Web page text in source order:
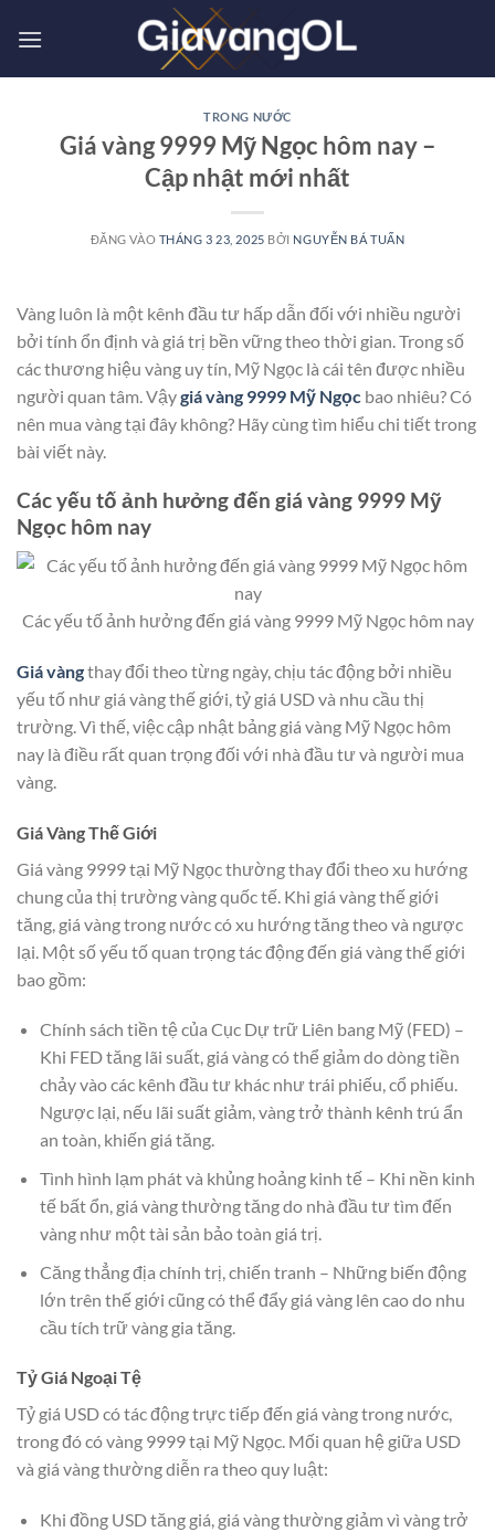
qua
TRONG NƯỚC
Giá vàng 9999 Mỹ Ngọc hôm nay –
Cập nhật mới nhất
ĐĂNG VÀO THÁNG 3 23, 2025 BỞI NGUYỄN BÁ TUẤN
Vàng luôn là một kênh đầu tư hấp dẫn đối với nhiều người
bởi tính ổn định và giá trị bền vững theo thời gian. Trong số
các thương hiệu vàng uy tín, Mỹ Ngọc là cái tên được nhiều
người quan tâm. Vậygiá vàng 9999 Mỹ Ngọc bao nhiêu? Có
nên mua vàng tại đây không? Hãy cùng tìm hiểu chi tiết trong
bài viết này.
Các yếu tố ảnh hưởng đến giá vàng 9999 Mỹ
Ngọc hôm nay
Các yếu tố ảnh hưởng đến giá vàng 9999 Mỹ Ngọc hôm nay
Giá vàngthay đổi theo từng ngày, chịu tác động bởi nhiều
yếu tố như giá vàng thế giới, tỷ giá USD và nhu cầu thị
trường. Vì thế, việc cập nhật bảng giá vàng Mỹ Ngọc hôm
nay là điều rất quan trọng đối với nhà đầu tư và người mua
vàng.
Giá Vàng Thế Giới
Giá vàng 9999 tại Mỹ Ngọc thường thay đổi theo xu hướng
chung của thị trường vàng quốc tế. Khi giá vàng thế giới
tăng, giá vàng trong nước có xu hướng tăng theo và ngược
lại. Một số yếu tố quan trọng tác động đến giá vàng thế giới
bao gồm:
Chính sách tiền tệ của Cục Dự trữ Liên bang Mỹ (FED) –
Khi FED tăng lãi suất, giá vàng có thể giảm do dòng tiền
chảy vào các kênh đầu tư khác như trái phiếu, cổ phiếu.
Ngược lại, nếu lãi suất giảm, vàng trở thành kênh trú ẩn
an toàn, khiến giá tăng.
Tình hình lạm phát và khủng hoảng kinh tế – Khi nền kinh
tế bất ổn, giá vàng thường tăng do nhà đầu tư tìm đến
vàng như một tài sản bảo toàn giá trị.
Căng thẳng địa chính trị, chiến tranh – Những biến động
lớn trên thế giới cũng có thể đẩy giá vàng lên cao do nhu
cầu tích trữ vàng gia tăng.
Tỷ Giá Ngoại Tệ
Tỷ giá USD có tác động trực tiếp đến giá vàng trong nước,
trong đó có vàng 9999 tại Mỹ Ngọc. Mối quan hệ giữa USD
và giá vàng thường diễn ra theo quy luật:
Khi đồng USD tăng giá, giá vàng thường giảm vì vàng trở